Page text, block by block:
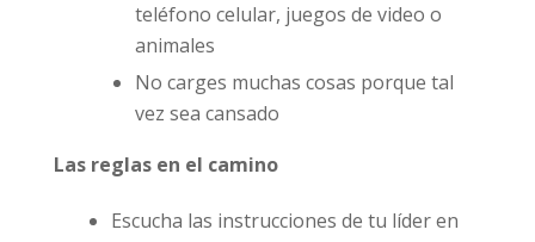
teléfono celular, juegos de video o
animales
No carges muchas cosas porque tal
vez sea cansado
Las reglas en el camino
Escucha las instrucciones de tu líder en